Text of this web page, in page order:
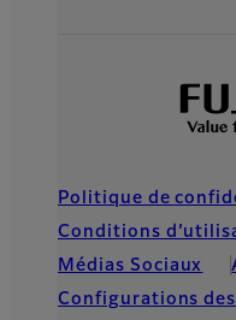
Politique de
Conditions
Médias Sociaux
Configurations